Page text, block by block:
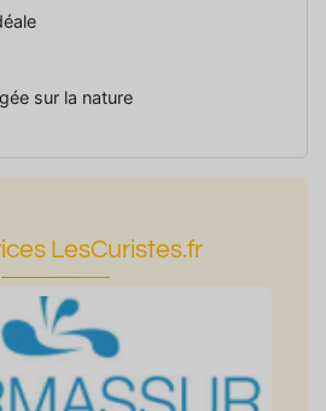
sur la nature
LesCuristes.fr